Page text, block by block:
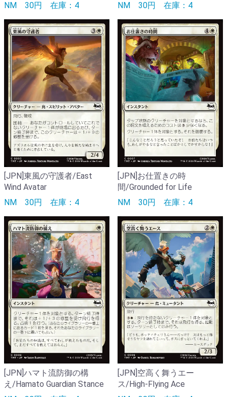
NM 30円 在庫：4
NM 30円 在庫：4
[JPN]東風の守護者/East
Wind Avatar
NM 30円 在庫：4
[JPN]お仕置きの時
間/Grounded for Life
NM 30円 在庫：4
[JPN]ハマト流防御の構
え/Hamato Guardian Stance
[JPN]空高く舞うエー
ス/High-Flying Ace